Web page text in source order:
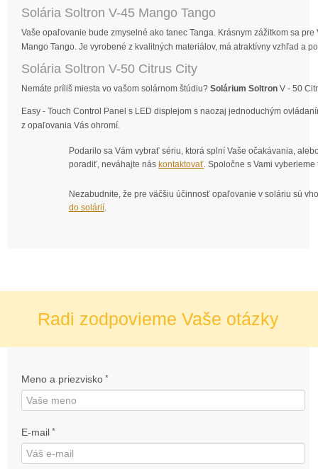
Solária Soltron V-45 Mango Tango
Vaše opaľovanie bude zmyselné ako tanec Tanga. Krásnym zážitkom sa
Mango Tango. Je vyrobené z kvalitných materiálov, má atraktívny vzhľad a
Solária Soltron V-50 Citrus City
Nemáte príliš miesta vo vašom solárnom štúdiu? Solárium Soltron V - 50
Easy - Touch Control Panel s LED displejom s naozaj jednoduchým
z opaľovania Vás ohromí.
Podarilo sa Vám vybrať sériu, ktorá splní Vaše očakávania,
poradiť, neváhajte nás kontaktovať. Spoločne s Vami
Nezabudnite, že pre väčšiu účinnosť opaľovanie v soláriu sú
do solárií.
Radi zodpovieme Vaše otázky
Meno a priezvisko *
E-mail *